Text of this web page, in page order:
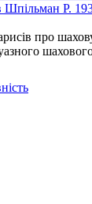
Шпільман Р.
про